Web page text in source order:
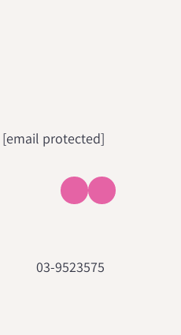
[email protected]
03-9523575